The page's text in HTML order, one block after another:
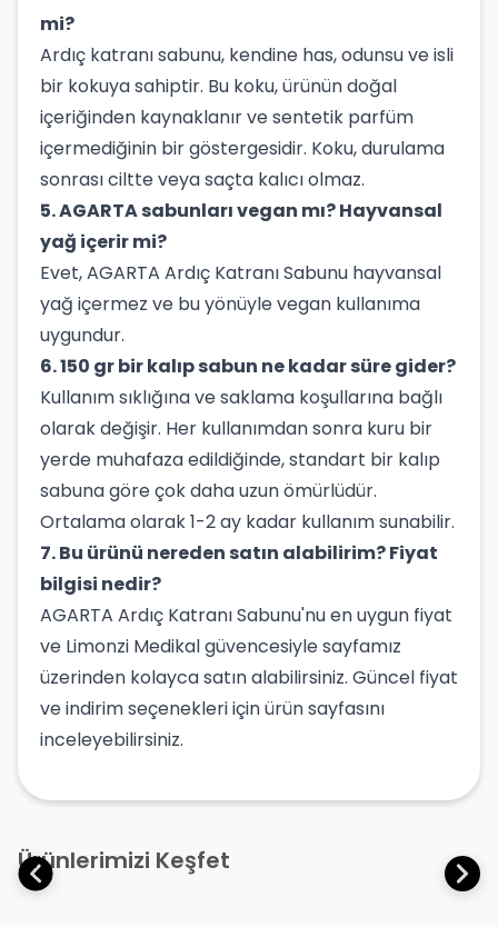
mi?
Ardıç katranı sabunu, kendine has, odunsu ve isli
bir kokuya sahiptir. Bu koku, ürünün doğal
içeriğinden kaynaklanır ve sentetik parfüm
içermediğinin bir göstergesidir. Koku, durulama
sonrası ciltte veya saçta kalıcı olmaz.
5. AGARTA sabunları vegan mı? Hayvansal
yağ içerir mi?
Evet, AGARTA Ardıç Katranı Sabunu hayvansal
yağ içermez ve bu yönüyle vegan kullanıma
uygundur.
6. 150 gr bir kalıp sabun ne kadar süre gider?
Kullanım sıklığına ve saklama koşullarına bağlı
olarak değişir. Her kullanımdan sonra kuru bir
yerde muhafaza edildiğinde, standart bir kalıp
sabuna göre çok daha uzun ömürlüdür.
Ortalama olarak 1-2 ay kadar kullanım sunabilir.
7. Bu ürünü nereden satın alabilirim? Fiyat
bilgisi nedir?
AGARTA Ardıç Katranı Sabunu'nu en uygun fiyat
ve Limonzi Medikal güvencesiyle sayfamız
üzerinden kolayca satın alabilirsiniz. Güncel fiyat
ve indirim seçenekleri için ürün sayfasını
inceleyebilirsiniz.
Ürünlerimizi Keşfet